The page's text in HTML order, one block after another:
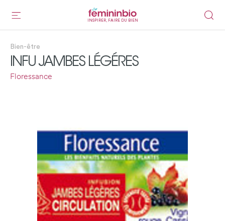
INSPIRER, FAIRE DU BIEN
Bien-être
INFU JAMBES LÉGÉRES
Floressance